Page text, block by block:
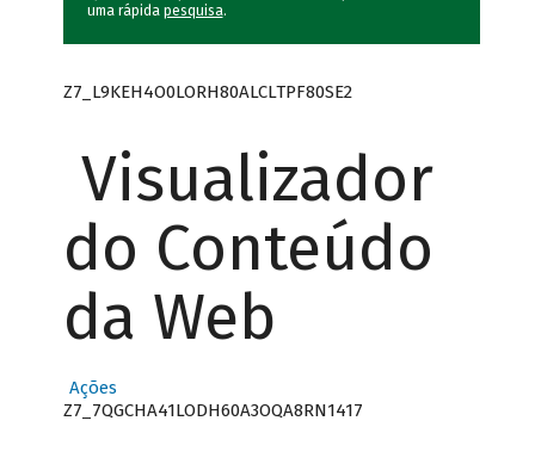
uma rápida pesquisa.
Z7_L9KEH4O0LORH80ALCLTPF80SE2
Visualizador
do Conteúdo
da Web
Ações
Z7_7QGCHA41LODH60A3OQA8RN1417